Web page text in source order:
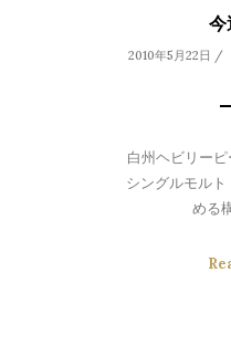
今
2010年5月22日 /
白州ヘビリー
シングルモル
める